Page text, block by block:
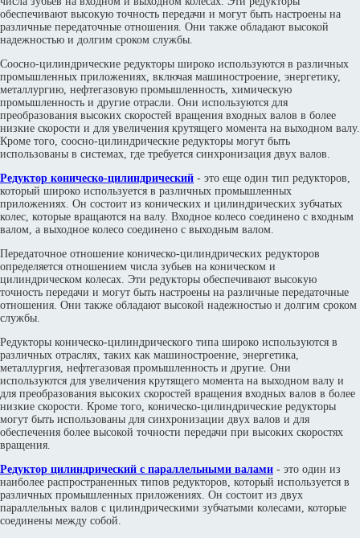
обеспечивают высокую точность передачи и могут быть настроены на
различные передаточные отношения. Они также обладают высокой
надежностью и долгим сроком службы.
Соосно-цилиндрические редукторы широко используются в различных
промышленных приложениях, включая машиностроение, энергетику,
металлургию, нефтегазовую промышленность, химическую
промышленность и другие отрасли. Они используются для
преобразования высоких скоростей вращения входных валов в более
низкие скорости и для увеличения крутящего момента на выходном валу.
Кроме того, соосно-цилиндрические редукторы могут быть
использованы в системах, где требуется синхронизация двух валов.
Редуктор коническо-цилиндрический - это еще один тип редукторов,
который широко используется в различных промышленных
приложениях. Он состоит из конических и цилиндрических зубчатых
колес, которые вращаются на валу. Входное колесо соединено с входным
валом, а выходное колесо соединено с выходным валом.
Передаточное отношение коническо-цилиндрических редукторов
определяется отношением числа зубьев на коническом и
цилиндрическом колесах. Эти редукторы обеспечивают высокую
точность передачи и могут быть настроены на различные передаточные
отношения. Они также обладают высокой надежностью и долгим сроком
службы.
Редукторы коническо-цилиндрического типа широко используются в
различных отраслях, таких как машиностроение, энергетика,
металлургия, нефтегазовая промышленность и другие. Они
используются для увеличения крутящего момента на выходном валу и
для преобразования высоких скоростей вращения входных валов в более
низкие скорости. Кроме того, коническо-цилиндрические редукторы
могут быть использованы для синхронизации двух валов и для
обеспечения более высокой точности передачи при высоких скоростях
вращения.
Редуктор цилиндрический с параллельными валами - это один из
наиболее распространенных типов редукторов, который используется в
различных промышленных приложениях. Он состоит из двух
параллельных валов с цилиндрическими зубчатыми колесами, которые
соединены между собой.